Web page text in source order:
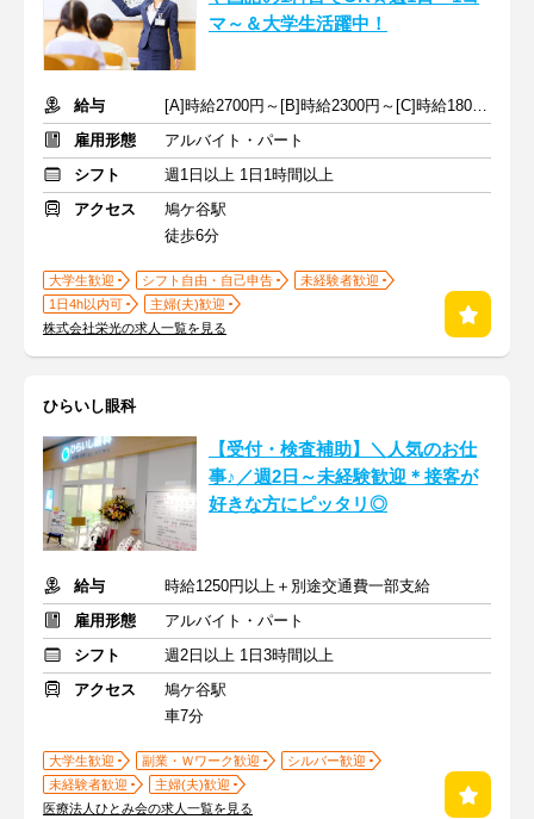
マ～＆大学生活躍中！
給与
[A]時給2700円～[B]時給2300円～[C]時給1800円～ ※手当含む
雇用形態
アルバイト・パート
シフト
週1日以上 1日1時間以上
アクセス
鳩ケ谷駅
徒歩6分
大学生歓迎 シフト自由・自己申告
未経験者歓迎
1日4h以内可
主婦(夫)歓迎
株式会社栄光の求人一覧を見る
ひらいし眼科
【受付・検査補助】＼人気のお仕
事♪／週2日～未経験歓迎＊接客が
好きな方にピッタリ◎
給与
時給1250円以上＋別途交通費一部支給
雇用形態
アルバイト・パート
シフト
週2日以上 1日3時間以上
アクセス
鳩ケ谷駅
車7分
大学生歓迎 副業・Ｗワーク歓迎
シルバー歓迎
未経験者歓迎
主婦(夫)歓迎
医療法人ひとみ会の求人一覧を見る